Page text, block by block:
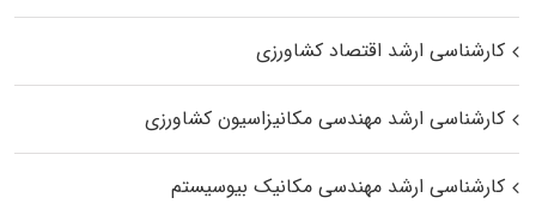
کارشناسی ارشد اقتصاد کشاورزی
کارشناسی ارشد مهندسی مکانیزاسیون کشاورزی
کارشناسی ارشد مهندسی مکانیک بیوسیستم